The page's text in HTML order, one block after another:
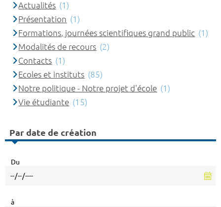
Actualités (1)
Présentation (1)
Formations, journées scientifiques grand public (1)
Modalités de recours (2)
Contacts (1)
Ecoles et instituts (85)
Notre politique - Notre projet d'école (1)
Vie étudiante (15)
Par date de création
Du
à